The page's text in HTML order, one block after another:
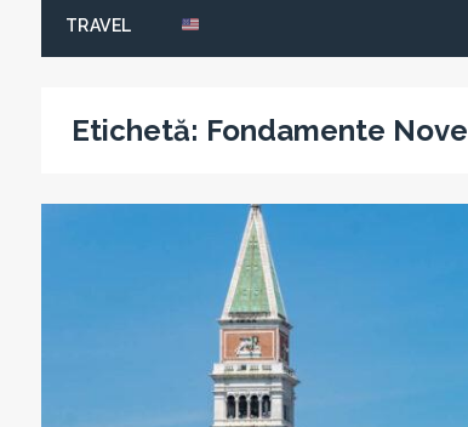
TRAVEL
Etichetă: Fondamente Nove